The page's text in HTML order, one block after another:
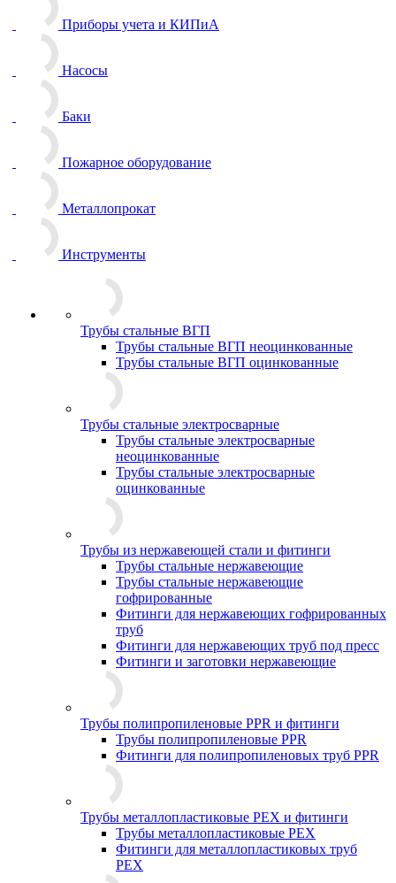
Приборы учета и КИПиА
Насосы
Баки
Пожарное оборудование
Металлопрокат
Инструменты
Трубы стальные ВГП
Трубы стальные ВГП неоцинкованные
Трубы стальные ВГП оцинкованные
Трубы стальные электросварные
Трубы стальные электросварные
неоцинкованные
Трубы стальные электросварные
оцинкованные
Трубы из нержавеющей стали и фитинги
Трубы стальные нержавеющие
Трубы стальные нержавеющие
гофрированные
Фитинги для нержавеющих гофрированных
труб
Фитинги для нержавеющих труб под пресс
Фитинги и заготовки нержавеющие
Трубы полипропиленовые PPR и фитинги
Трубы полипропиленовые PPR
Фитинги для полипропиленовых труб PPR
Трубы металлопластиковые PEX и фитинги
Трубы металлопластиковые PEX
Фитинги для металлопластиковых труб
PEX